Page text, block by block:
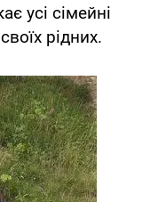
усі сімейні
рідних.